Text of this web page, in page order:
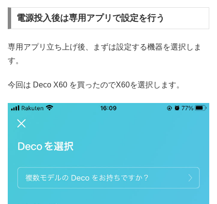
電源投入後は専用アプリで設定を行う
専用アプリ立ち上げ後、まずは設定する機器を選択しま
す。
今回は Deco X60 を買ったのでX60を選択します。